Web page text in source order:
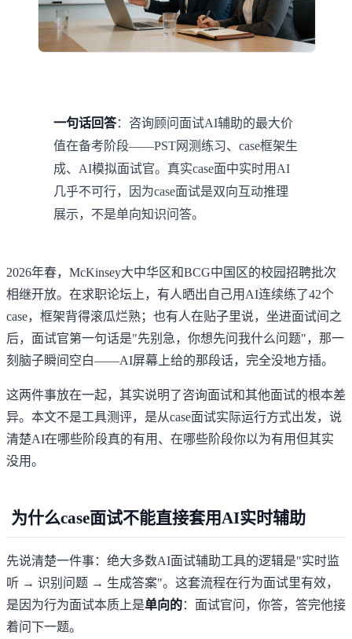
一句话回答：咨询顾问面试AI辅助的最大价
值在备考阶段——PST网测练习、case框架生
成、AI模拟面试官。真实case面中实时用AI
几乎不可行，因为case面试是双向互动推理
展示，不是单向知识问答。
2026年春，McKinsey大中华区和BCG中国区的校园招聘批次
相继开放。在求职论坛上，有人晒出自己用AI连续练了42个
case，框架背得滚瓜烂熟；也有人在贴子里说，坐进面试间之
后，面试官第一句话是"先别急，你想先问我什么问题"，那一
刻脑子瞬间空白——AI屏幕上给的那段话，完全没地方插。
这两件事放在一起，其实说明了咨询面试和其他面试的根本差
异。本文不是工具测评，是从case面试实际运行方式出发，说
清楚AI在哪些阶段真的有用、在哪些阶段你以为有用但其实
没用。
为什么case面试不能直接套用AI实时辅助
先说清楚一件事：绝大多数AI面试辅助工具的逻辑是"实时监
听 → 识别问题 → 生成答案"。这套流程在行为面试里有效，
是因为行为面试本质上是单向的：面试官问，你答，答完他接
着问下一题。